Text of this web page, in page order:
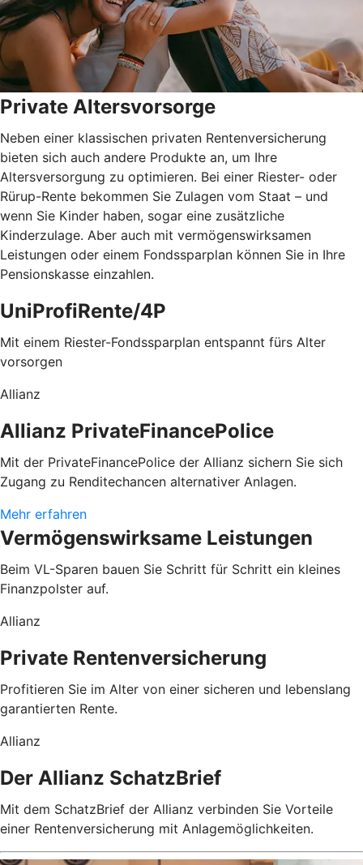
Private Altersvorsorge
Neben einer klassischen privaten Rentenversicherung
bieten sich auch andere Produkte an, um Ihre
Altersversorgung zu optimieren. Bei einer Riester- oder
Rürup-Rente bekommen Sie Zulagen vom Staat – und
wenn Sie Kinder haben, sogar eine zusätzliche
Kinderzulage. Aber auch mit vermögenswirksamen
Leistungen oder einem Fondssparplan können Sie in Ihre
Pensionskasse einzahlen.
UniProfiRente/4P
Mit einem Riester-Fondssparplan entspannt fürs Alter
vorsorgen
Allianz
Allianz PrivateFinancePolice
Mit der PrivateFinancePolice der Allianz sichern Sie sich
Zugang zu Renditechancen alternativer Anlagen.
Mehr erfahren
Vermögenswirksame Leistungen
Beim VL-Sparen bauen Sie Schritt für Schritt ein kleines
Finanzpolster auf.
Allianz
Private Rentenversicherung
Profitieren Sie im Alter von einer sicheren und lebenslang
garantierten Rente.
Allianz
Der Allianz SchatzBrief
Mit dem SchatzBrief der Allianz verbinden Sie Vorteile
einer Rentenversicherung mit Anlagemöglichkeiten.